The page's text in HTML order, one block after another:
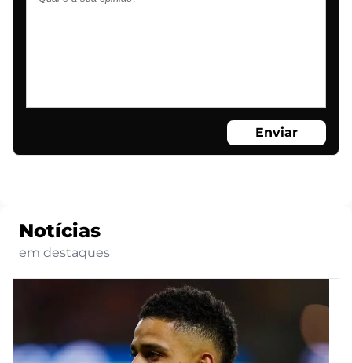
Enviar
Notícias
em destaques